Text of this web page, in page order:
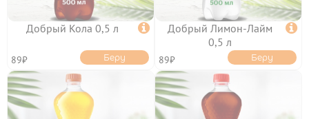
ТОППИНГИ
Добрый Кола 0,5 л 
89₽ Беру
Добрый Лимон-Лайм
0,5 л

89₽ Беру